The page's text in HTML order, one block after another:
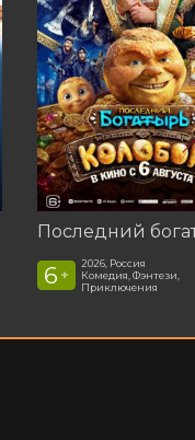
6 +
2026, Россия
Комедия, Фэнтези,
Приключения